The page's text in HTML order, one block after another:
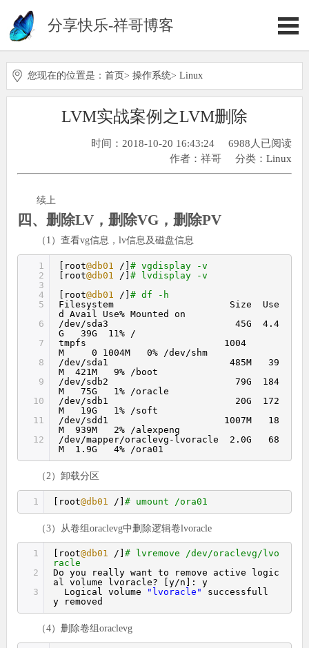
分享快乐-祥哥博客
您现在的位置是： 首页> 操作系统> Linux
LVM实战案例之LVM删除
6988人已阅读
时间：2018-10-20 16:43:24
分类：Linux
作者：祥哥
续上
四、删除LV，删除VG，删除PV
（1）查看vg信息，lv信息及磁盘信息
1
2
3
4
5
6
7
8
9
10
11
12
[root@db01 /] # vgdisplay -v
[root@db01 /] # lvdisplay -v
[root@db01 /] # df -h
Filesystem Size Use
d Avail Use% Mounted on
/dev/sda3 45G 4.4
G 39G 11% /
tmpfs 1004
M 0 1004M 0% /dev/shm
/dev/sda1 485M 39
M 421M 9% /boot
/dev/sdb2 79G 184
M 75G 1% /oracle
/dev/sdb1 20G 172
M 19G 1% /soft
/dev/sdd1 1007M 18
M 939M 2% /alexpeng
/dev/mapper/oraclevg-lvoracle 2.0G 68
M 1.9G 4% /ora01
（2）卸载分区
1 [root@db01 /] # umount /ora01
（3）从卷组oraclevg中删除逻辑卷lvoracle
1
2
3
[root@db01 /] # lvremove /dev/oraclevg/lvo
racle
Do you really want to remove active logic
al volume lvoracle? [y/n]: y
Logical volume
"lvoracle"
successfull
y removed
（4）删除卷组oraclevg